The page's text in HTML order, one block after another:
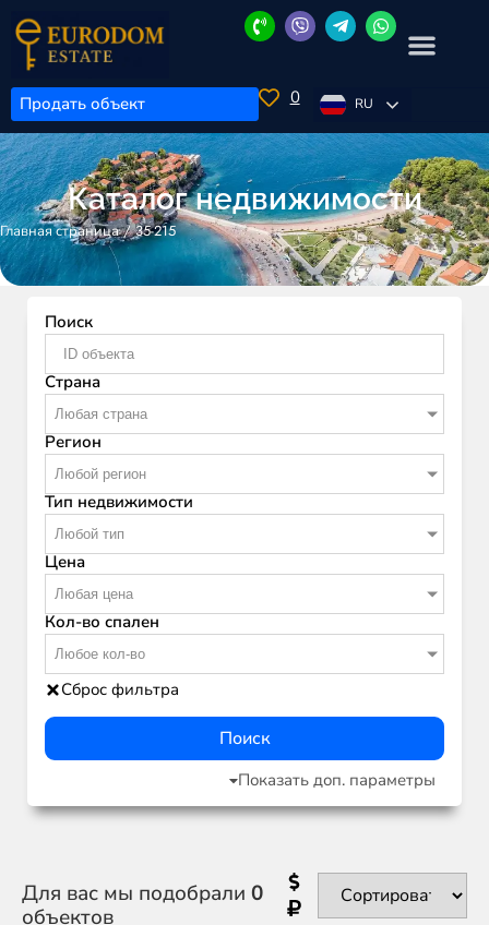
Продать объект 0 RU
Каталог недвижимости
Главная страница/35-215
Поиск
Страна
Любая страна
Регион
Любой регион
Тип недвижимости
Любой тип
Цена
Любая цена
Кол-во спален
Любое кол-во
Сброс фильтра
Поиск
Показать доп. параметры
Для вас мы подобрали 0
объектов